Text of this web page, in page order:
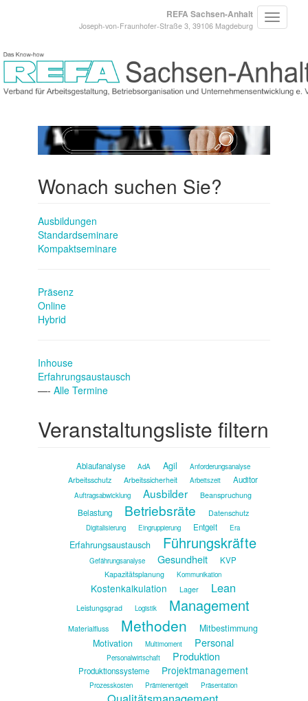
REFA Sachsen-Anhalt
Joseph-von-Fraunhofer-Straße 3, 39106 Magdeburg
Wonach suchen Sie?
Ausbildungen
Standardseminare
Kompaktseminare
Präsenz
Online
Hybrid
Inhouse
Erfahrungsaustausch
—- Alle Termine
Veranstaltungsliste filtern
Ablaufanalyse AdA Agil Anforderungsanalyse
Arbeitsschutz Arbeitssicherheit Arbeitszeit Auditor
Auftragsabwicklung Ausbilder Beanspruchung
Belastung Betriebsräte Datenschutz
Digitalisierung Eingruppierung Entgelt Era
Erfahrungsaustausch Führungskräfte
Gefährungsanalyse Gesundheit KVP
Kapazitätsplanung Kommunikation
Kostenkalkulation Lager Lean
Leistungsgrad Logistik Management
Materialfluss Methoden
Mitbestimmung
Motivation
Multimoment Personal
Personalwirtschaft Produktion
Produktionssysteme Projektmanagement
Prozesskosten Prämienentgelt Präsentation